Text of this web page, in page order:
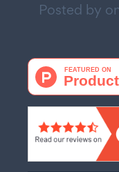
Posted by